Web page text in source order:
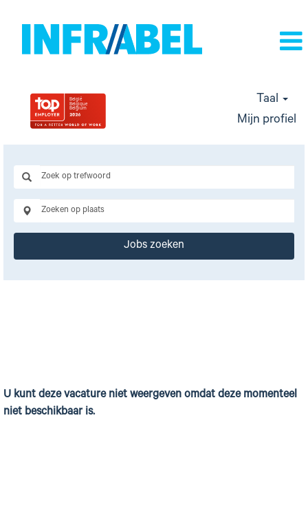
Taal
Mijn profiel
Jobs zoeken
U kunt deze vacature niet weergeven omdat deze momenteel
niet beschikbaar is.